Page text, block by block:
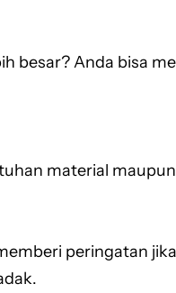
besar? Anda bisa
material
peringatan